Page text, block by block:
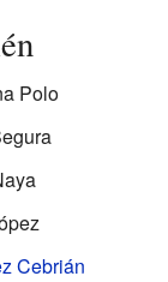
Polo
Cebrián